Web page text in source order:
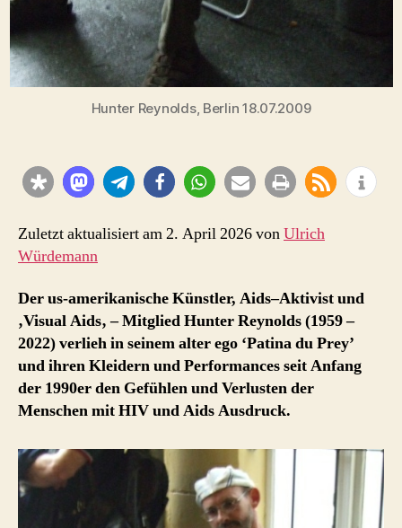
Hunter Reynolds, Berlin 18.07.2009
Zuletzt aktualisiert am 2. April 2026 vonUlrich
Würdemann
Der us-amerikanischeKünstler, Aids–Aktivistund
‚Visual Aids‚ – Mitglied Hunter Reynolds (1959 –
2022) verlieh in seinem alter ego ‘Patinadu Prey’
und ihren Kleidern undPerformancesseit Anfang
der 1990er den Gefühlen und Verlusten der
Menschen mitHIVund Aids Ausdruck.